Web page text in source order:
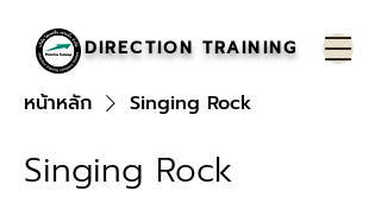
DIRECTION TRAINING
หน้าหลัก Singing Rock
Singing Rock